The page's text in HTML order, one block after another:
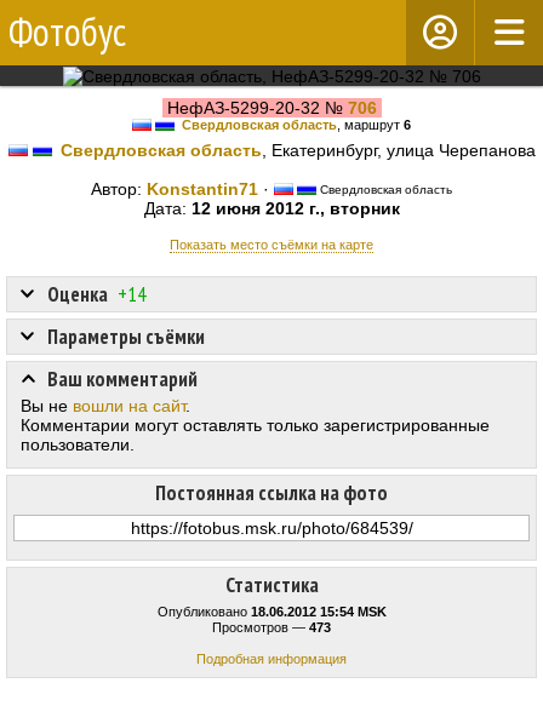
Фотобус
НефАЗ-5299-20-32 № 706
Свердловская область , маршрут 6
Свердловская область , Екатеринбург, улица Черепанова
Автор: Konstantin71 · Свердловская область
Дата: 12 июня 2012 г., вторник
Показать место съёмки на карте
Статистика
Опубликовано 18.06.2012 15:54 MSK
Просмотров — 473
Подробная информация
Оценка +14
Постоянная ссылка на фото
Параметры съёмки
Ваш комментарий
Вы не вошли на сайт.
Комментарии могут оставлять только зарегистрированные
пользователи.